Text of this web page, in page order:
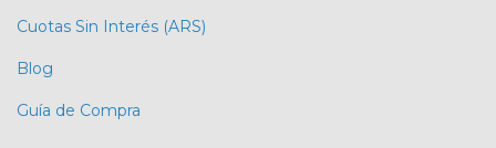
Cuotas Sin Interés (ARS)
Blog
Guía de Compra